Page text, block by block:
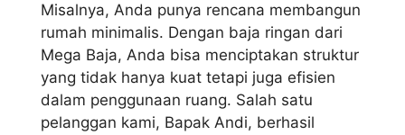
Misalnya, Anda punya rencana membangun
rumah minimalis. Dengan baja ringan dari
Mega Baja, Anda bisa menciptakan struktur
yang tidak hanya kuat tetapi juga efisien
dalam penggunaan ruang. Salah satu
pelanggan kami, Bapak Andi, berhasil